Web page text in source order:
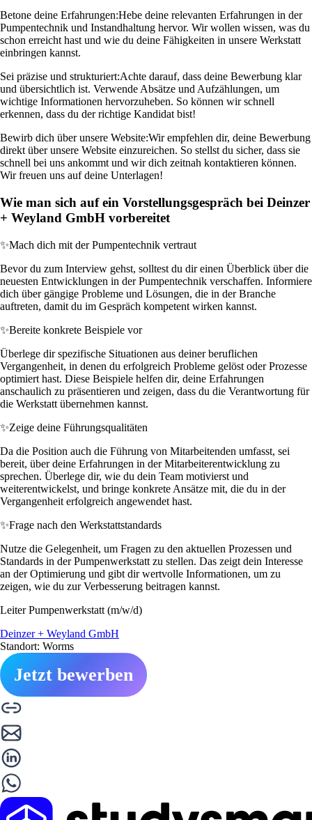
Betone deine Erfahrungen:Hebe deine relevanten Erfahrungen in der
Pumpentechnik und Instandhaltung hervor. Wir wollen wissen, was du
schon erreicht hast und wie du deine Fähigkeiten in unsere Werkstatt
einbringen kannst.
Sei präzise und strukturiert:Achte darauf, dass deine Bewerbung klar
und übersichtlich ist. Verwende Absätze und Aufzählungen, um
wichtige Informationen hervorzuheben. So können wir schnell
erkennen, dass du der richtige Kandidat bist!
Bewirb dich über unsere Website:Wir empfehlen dir, deine Bewerbung
direkt über unsere Website einzureichen. So stellst du sicher, dass sie
schnell bei uns ankommt und wir dich zeitnah kontaktieren können.
Wir freuen uns auf deine Unterlagen!
Wie man sich auf ein Vorstellungsgespräch bei Deinzer
+ Weyland GmbH vorbereitet
✨Mach dich mit der Pumpentechnik vertraut
Bevor du zum Interview gehst, solltest du dir einen Überblick über die
neuesten Entwicklungen in der Pumpentechnik verschaffen. Informiere
dich über gängige Probleme und Lösungen, die in der Branche
auftreten, damit du im Gespräch kompetent wirken kannst.
✨Bereite konkrete Beispiele vor
Überlege dir spezifische Situationen aus deiner beruflichen
Vergangenheit, in denen du erfolgreich Probleme gelöst oder Prozesse
optimiert hast. Diese Beispiele helfen dir, deine Erfahrungen
anschaulich zu präsentieren und zeigen, dass du die Verantwortung für
die Werkstatt übernehmen kannst.
✨Zeige deine Führungsqualitäten
Da die Position auch die Führung von Mitarbeitenden umfasst, sei
bereit, über deine Erfahrungen in der Mitarbeiterentwicklung zu
sprechen. Überlege dir, wie du dein Team motivierst und
weiterentwickelst, und bringe konkrete Ansätze mit, die du in der
Vergangenheit erfolgreich angewendet hast.
✨Frage nach den Werkstattstandards
Nutze die Gelegenheit, um Fragen zu den aktuellen Prozessen und
Standards in der Pumpenwerkstatt zu stellen. Das zeigt dein Interesse
an der Optimierung und gibt dir wertvolle Informationen, um zu
zeigen, wie du zur Verbesserung beitragen kannst.
Leiter Pumpenwerkstatt (m/w/d)
Deinzer + Weyland GmbH
Standort: Worms
Jetzt bewerben